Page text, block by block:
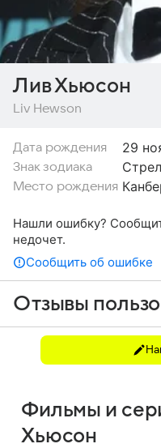
Лив Хьюсон
Liv Hewson
Дата рождения 29
Знак зодиака
Место рождения
Нашли ошибку?
недочет.
Сообщить об ошибке
Отзывы
Фильмы и
Хьюсон